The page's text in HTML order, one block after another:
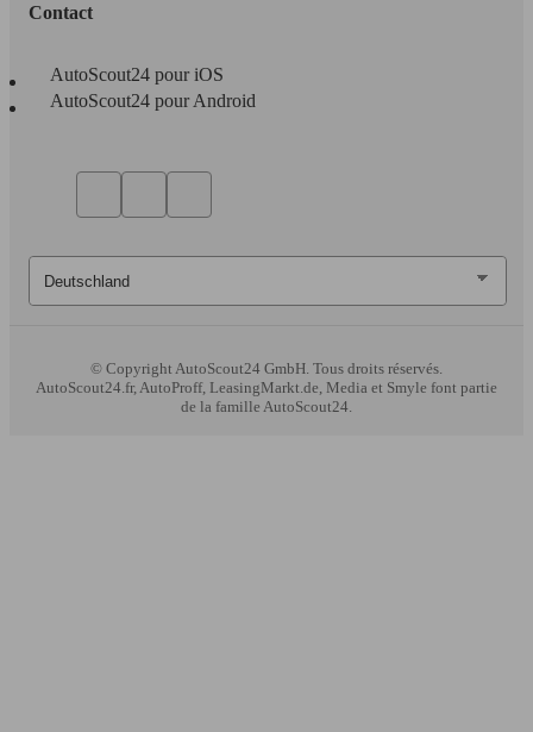
Contact
AutoScout24 pour iOS
AutoScout24 pour Android
© CopyrightAutoScout24 GmbH. Tous droits réservés.
AutoScout24.fr, AutoProff, LeasingMarkt.de, Media et Smyle font partie
de la famille AutoScout24.